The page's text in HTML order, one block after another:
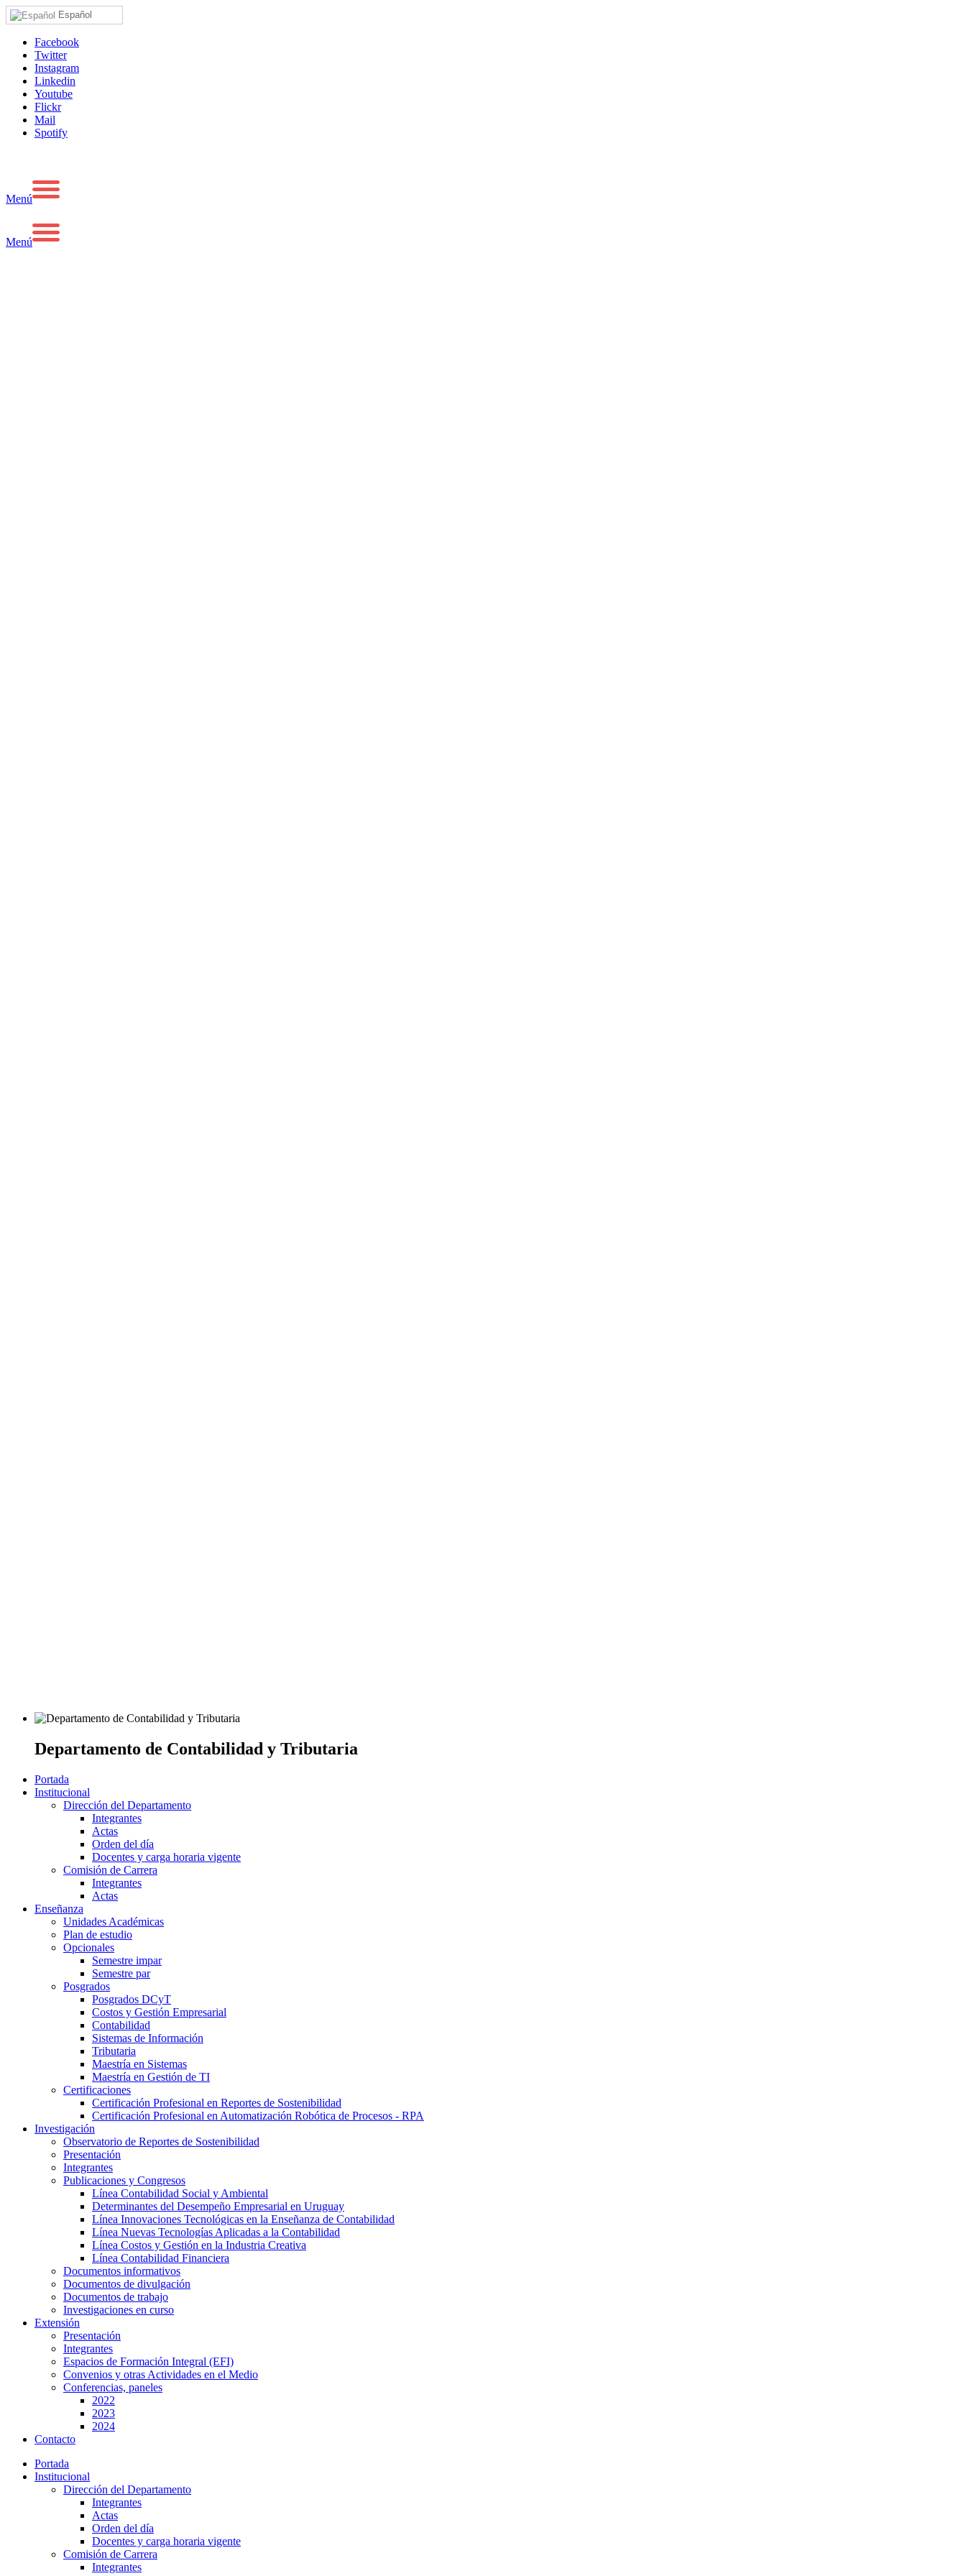
Español
Facebook
Twitter
Instagram
Linkedin
Youtube
Flickr
Mail
Spotify
Menú
Menú
Departamento de Contabilidad y Tributaria
Portada
Institucional
Dirección del Departamento
Integrantes
Actas
Orden del día
Docentes y carga horaria vigente
Comisión de Carrera
Integrantes
Actas
Enseñanza
Unidades Académicas
Plan de estudio
Opcionales
Semestre impar
Semestre par
Posgrados
Posgrados DCyT
Costos y Gestión Empresarial
Contabilidad
Sistemas de Información
Tributaria
Maestría en Sistemas
Maestría en Gestión de TI
Certificaciones
Certificación Profesional en Reportes de Sostenibilidad
Certificación Profesional en Automatización Robótica de Procesos - RPA
Investigación
Observatorio de Reportes de Sostenibilidad
Presentación
Integrantes
Publicaciones y Congresos
Línea Contabilidad Social y Ambiental
Determinantes del Desempeño Empresarial en Uruguay
Línea Innovaciones Tecnológicas en la Enseñanza de Contabilidad
Línea Nuevas Tecnologías Aplicadas a la Contabilidad
Línea Costos y Gestión en la Industria Creativa
Línea Contabilidad Financiera
Documentos informativos
Documentos de divulgación
Documentos de trabajo
Investigaciones en curso
Extensión
Presentación
Integrantes
Espacios de Formación Integral (EFI)
Convenios y otras Actividades en el Medio
Conferencias, paneles
2022
2023
2024
Contacto
Portada
Institucional
Dirección del Departamento
Integrantes
Actas
Orden del día
Docentes y carga horaria vigente
Comisión de Carrera
Integrantes